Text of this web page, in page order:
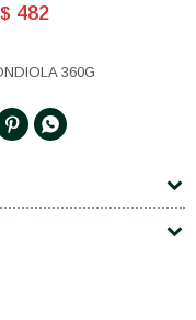
$ 482
360G
 